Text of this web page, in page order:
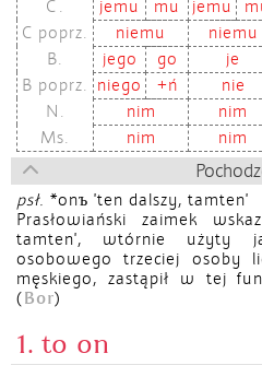
C.
jemu mu jemu
C poprz.
niemu niemu
B.
jego go je
B poprz.
niego +ń nie
N.
nim nim
Ms.
nim nim
psł. *onъ 'ten dalszy, tamten'
Prasłowiański zaimek
tamten', wtórnie użyty
osobowego trzeciej osoby
męskiego, zastąpił w tej
(Bor)
1. to on